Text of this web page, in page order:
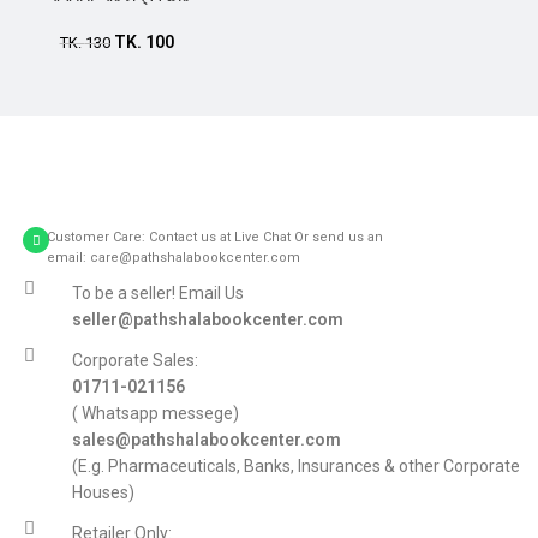
TK.130 TK. 100
Customer Care: Contact us at Live Chat Or send us an
email: care@pathshalabookcenter.com
To be a seller! Email Us
seller@pathshalabookcenter.com
Corporate Sales:
01711-021156
( Whatsapp messege)
sales@pathshalabookcenter.com
(E.g. Pharmaceuticals, Banks, Insurances & other Corporate
Houses)
Retailer Only: